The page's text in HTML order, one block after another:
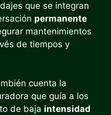
que se integran
permanente
mantenimientos
de tiempos y
cuenta la
que guía a los
de baja intensidad